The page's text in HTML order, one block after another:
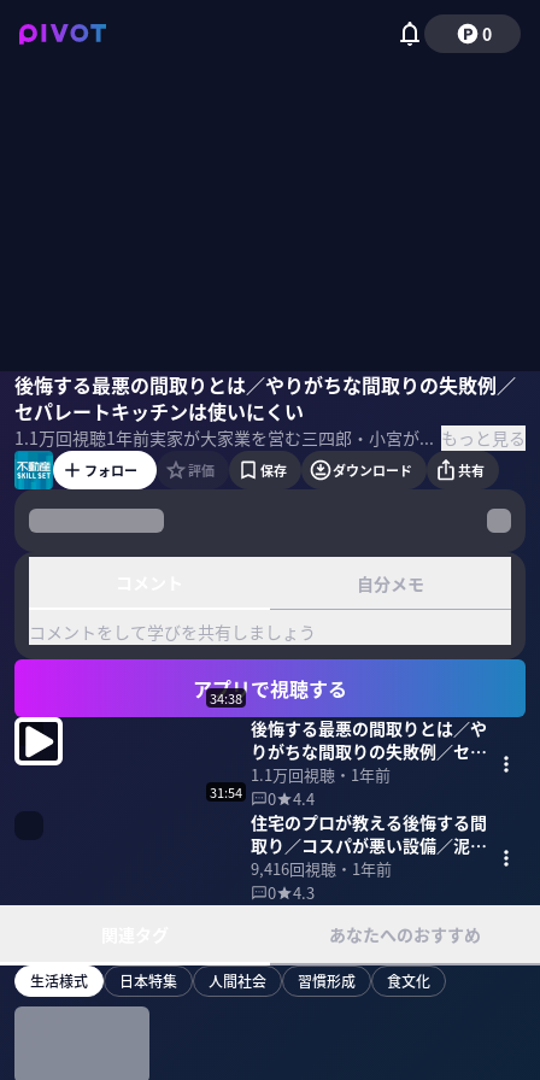
0
後悔する最悪の間取りとは／やりがちな間取りの失敗例／
セパレートキッチンは使いにくい
1.1万回視聴1年前 実家が大家業を営む三四郎・小宮が不動産をイチから学ぶ「不動産SkillSet」。第４回のテーマは「間取り」。前編では、使いにくいNG間取りを紹介。 もっと見る
小宮浩信（三四郎）船渡亮柴田阿弥
フォロー 評価 保存 ダウンロード 共有
自分メモ
コメントをして学びを共有しましょう
アプリで視聴する
34:38
後悔する最悪の間取りとは／や
りがちな間取りの失敗例／セパ
レートキッチンは使いにくい
1.1万回視聴・ 1年前
0
4.4
31:54
住宅のプロが教える後悔する間
取り／コスパが悪い設備／泥棒
に狙われやすい家の特徴
9,416回視聴・ 1年前
0
4.3
あなたへのおすすめ
生活様式 日本特集 人間社会 習慣形成 食文化